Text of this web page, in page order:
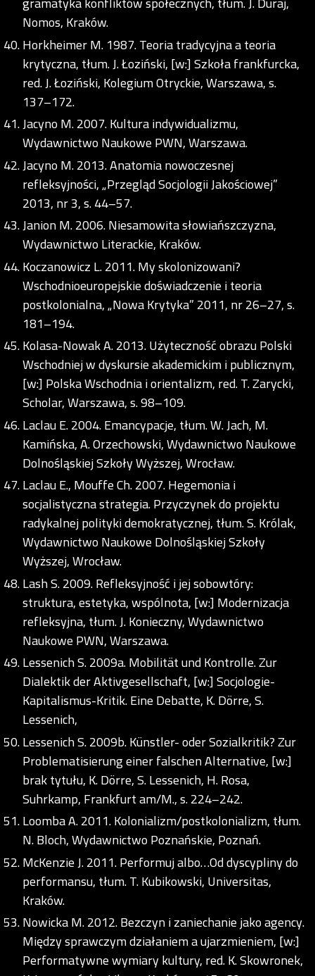
Nomos, Kraków.
Horkheimer M. 1987. Teoria tradycyjna a teoria
krytyczna, tłum. J. Łoziński, [w:] Szkoła frankfurcka,
red. J. Łoziński, Kolegium Otryckie, Warszawa, s.
137–172.
Jacyno M. 2007. Kultura indywidualizmu,
Wydawnictwo Naukowe PWN, Warszawa.
Jacyno M. 2013. Anatomia nowoczesnej
refleksyjności, „Przegląd Socjologii Jakościowej”
2013, nr 3, s. 44–57.
Janion M. 2006. Niesamowita słowiańszczyzna,
Wydawnictwo Literackie, Kraków.
Koczanowicz L. 2011. My skolonizowani?
Wschodnioeuropejskie doświadczenie i teoria
postkolonialna, „Nowa Krytyka” 2011, nr 26–27, s.
181–194.
Kolasa-Nowak A. 2013. Użyteczność obrazu Polski
Wschodniej w dyskursie akademickim i publicznym,
[w:] Polska Wschodnia i orientalizm, red. T. Zarycki,
Scholar, Warszawa, s. 98–109.
Laclau E. 2004. Emancypacje, tłum. W. Jach, M.
Kamińska, A. Orzechowski, Wydawnictwo Naukowe
Dolnośląskiej Szkoły Wyższej, Wrocław.
Laclau E., Mouffe Ch. 2007. Hegemonia i
socjalistyczna strategia. Przyczynek do projektu
radykalnej polityki demokratycznej, tłum. S. Królak,
Wydawnictwo Naukowe Dolnośląskiej Szkoły
Wyższej, Wrocław.
Lash S. 2009. Refleksyjność i jej sobowtóry:
struktura, estetyka, wspólnota, [w:] Modernizacja
refleksyjna, tłum. J. Konieczny, Wydawnictwo
Naukowe PWN, Warszawa.
Lessenich S. 2009a. Mobilität und Kontrolle. Zur
Dialektik der Aktivgesellschaft, [w:] Socjologie-
Kapitalismus-Kritik. Eine Debatte, K. Dörre, S.
Lessenich,
Lessenich S. 2009b. Künstler- oder Sozialkritik? Zur
Problematisierung einer falschen Alternative, [w:]
brak tytułu, K. Dörre, S. Lessenich, H. Rosa,
Suhrkamp, Frankfurt am/M., s. 224–242.
Loomba A. 2011. Kolonializm/postkolonializm, tłum.
N. Bloch, Wydawnictwo Poznańskie, Poznań.
McKenzie J. 2011. Performuj albo…Od dyscypliny do
performansu, tłum. T. Kubikowski, Universitas,
Kraków.
Nowicka M. 2012. Bezczyn i zaniechanie jako agency.
Między sprawczym działaniem a ujarzmieniem, [w:]
Performatywne wymiary kultury, red. K. Skowronek,